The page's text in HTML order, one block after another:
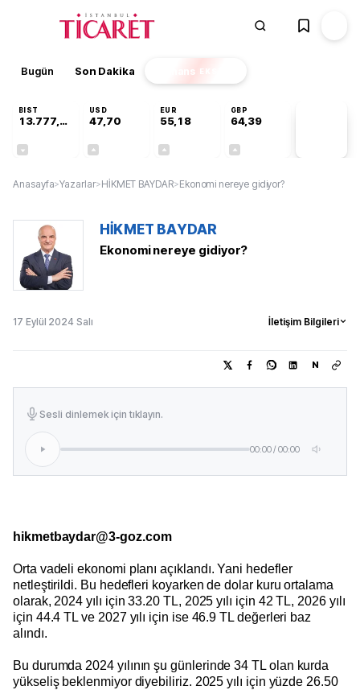
Bugün Son Dakika Finans EKSTRA
BIST
13.777,39
USD
47,70
EUR
55,18
GBP
64,39
Anasayfa>Yazarlar>HİKMET BAYDAR>Ekonomi nereye gidiyor?
HİKMET BAYDAR
Ekonomi nereye gidiyor?
17 Eylül 2024 Salı İletişim Bilgileri
N
Sesli dinlemek için tıklayın.
00:00/00:00
hikmetbaydar@3-goz.com
Orta vadeli ekonomi planı açıklandı. Yani hedefler
netleştirildi. Bu hedefleri koyarken de dolar kuru ortalama
olarak, 2024 yılı için 33.20 TL, 2025 yılı için 42 TL, 2026 yılı
için 44.4 TL ve 2027 yılı için ise 46.9 TL değerleri baz
alındı.
Bu durumda 2024 yılının şu günlerinde 34 TL olan kurda
yükseliş beklenmiyor diyebiliriz. 2025 yılı için yüzde 26.50